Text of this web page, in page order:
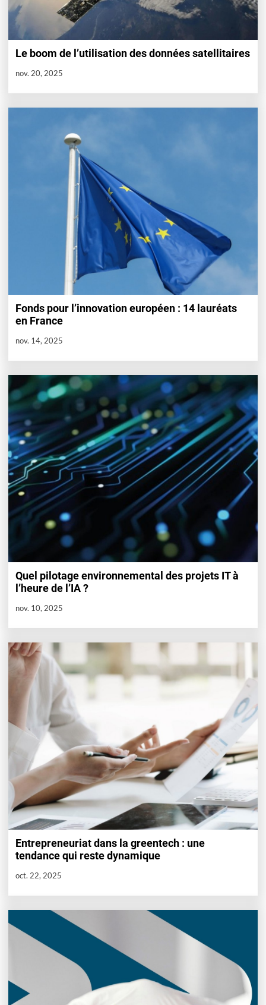
Le boom de l’utilisation des données satellitaires
nov. 20, 2025
Fonds pour l’innovation européen : 14 lauréats
en France
nov. 14, 2025
Quel pilotage environnemental des projets IT à
l’heure de l’IA ?
nov. 10, 2025
Entrepreneuriat dans la greentech : une
tendance qui reste dynamique
oct. 22, 2025